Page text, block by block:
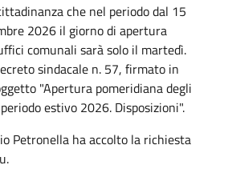
che nel periodo dal 15
2026 il giorno di apertura
comunali sarà solo il martedì.
sindacale n. 57, firmato in
"Apertura pomeridiana degli
estivo 2026. Disposizioni".
Petronella ha accolto la richiesta